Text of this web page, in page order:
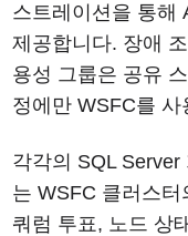
스트레이션을 통해
제공합니다. 장애
용성 그룹은 공유
정에만 WSFC를 사
각각의 SQL
는 WSFC 클러스
쿼럼 투표, 노드 상